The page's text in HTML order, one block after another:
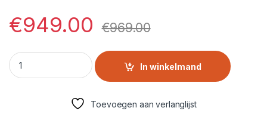
€949.00 €969.00
Samsung UE75U8090FUXXN (2025) quantity
In winkelmand
Toevoegen aan verlanglijst